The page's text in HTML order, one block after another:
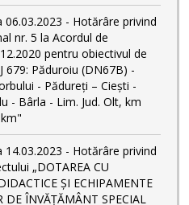
- Hotărâre privind
nr. 5 la Acordul de
pentru obiectivul de
679: Păduroiu (DN67B) -
- Pădureți – Ciești -
- Bârla - Lim. Jud. Olt, km
- Hotărâre privind
„DOTAREA CU
ȘI ECHIPAMENTE
DE ÎNVĂȚĂMÂNT SPECIAL